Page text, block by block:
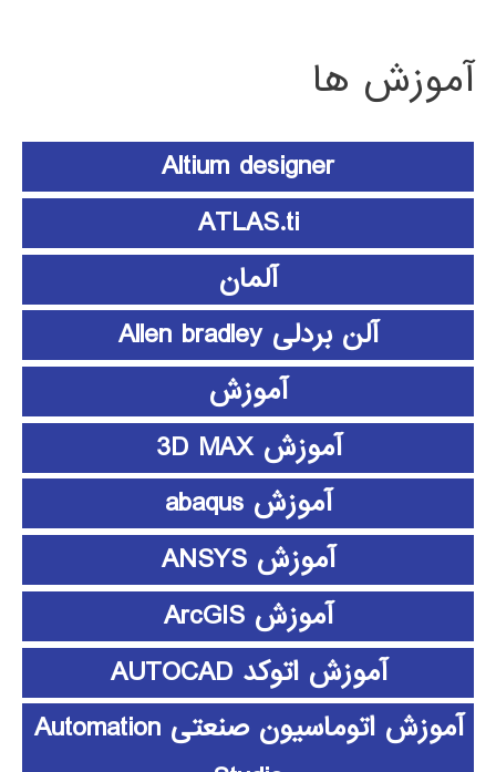
آموزش ها
Altium designer
ATLAS.ti
آلمان
آلن بردلی Allen bradley
آموزش
آموزش 3D MAX
آموزش abaqus
آموزش ANSYS
آموزش ArcGIS
آموزش اتوکد AUTOCAD
آموزش اتوماسیون صنعتی Automation